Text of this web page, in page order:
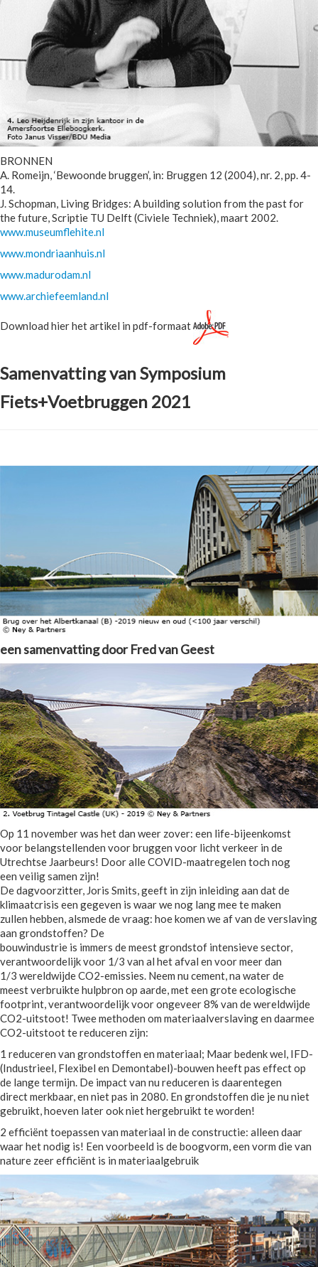
BRONNEN
A. Romeijn, ‘Bewoonde bruggen’, in: Bruggen 12 (2004), nr. 2, pp. 4-
14.
J. Schopman, Living Bridges: A building solution from the past for
the future, Scriptie TU Delft (Civiele Techniek), maart 2002.
www.museumflehite.nl
www.mondriaanhuis.nl
www.madurodam.nl
www.archiefeemland.nl
Download hier het artikel in pdf-formaat
Samenvatting van Symposium
Fiets+Voetbruggen 2021
een samenvatting door Fred van Geest
Op 11 november was het dan weer zover: een life-bijeenkomst
voor belangstellenden voor bruggen voor licht verkeer in de
Utrechtse Jaarbeurs! Door alle COVID-maatregelen toch nog
een veilig samen zijn!
De dagvoorzitter, Joris Smits, geeft in zijn inleiding aan dat de
klimaatcrisis een gegeven is waar we nog lang mee te maken
zullen hebben, alsmede de vraag: hoe komen we af van de verslaving
aan grondstoffen? De
bouwindustrie is immers de meest grondstof intensieve sector,
verantwoordelijk voor 1/3 van al het afval en voor meer dan
1/3 wereldwijde CO2-emissies. Neem nu cement, na water de
meest verbruikte hulpbron op aarde, met een grote ecologische
footprint, verantwoordelijk voor ongeveer 8% van de wereldwijde
CO2-uitstoot! Twee methoden om materiaalverslaving en daarmee
CO2-uitstoot te reduceren zijn:
1 reduceren van grondstoffen en materiaal; Maar bedenk wel, IFD-
(Industrieel, Flexibel en Demontabel)-bouwen heeft pas effect op
de lange termijn. De impact van nu reduceren is daarentegen
direct merkbaar, en niet pas in 2080. En grondstoffen die je nu niet
gebruikt, hoeven later ook niet hergebruikt te worden!
2 efficiënt toepassen van materiaal in de constructie: alleen daar
waar het nodig is! Een voorbeeld is de boogvorm, een vorm die van
nature zeer efficiënt is in materiaalgebruik